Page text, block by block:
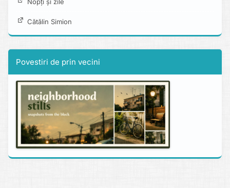
Cătălin Simion
Povestiri de prin vecini